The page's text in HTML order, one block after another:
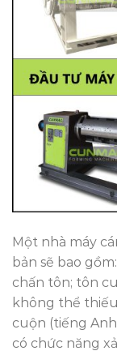
Một nhà máy
bản sẽ bao
chấn tôn; tôn
không thể
cuộn (tiếng
có chức năng xả